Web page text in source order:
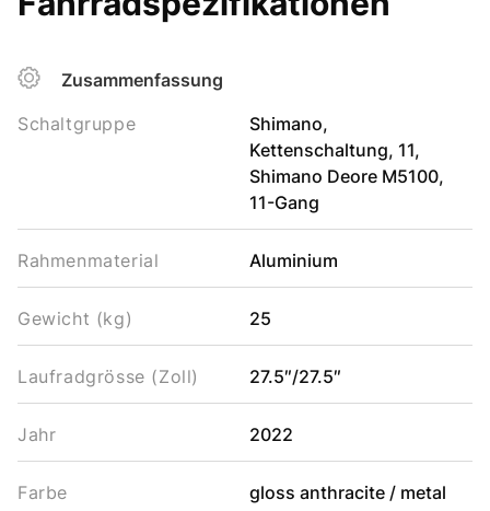
Zusammenfassung
Schaltgruppe
Shimano,
Kettenschaltung, 11,
Shimano Deore M5100,
11-Gang
Rahmenmaterial Aluminium
Gewicht (kg) 25
Laufradgrösse (Zoll) 27.5″/27.5″
Jahr 2022
Farbe
gloss anthracite / metal